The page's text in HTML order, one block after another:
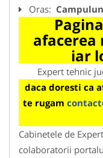
Oras:
afacerea
iar
Expert tehnic
daca doresti ca
te rugam
Cabinetele de
colaboratorii